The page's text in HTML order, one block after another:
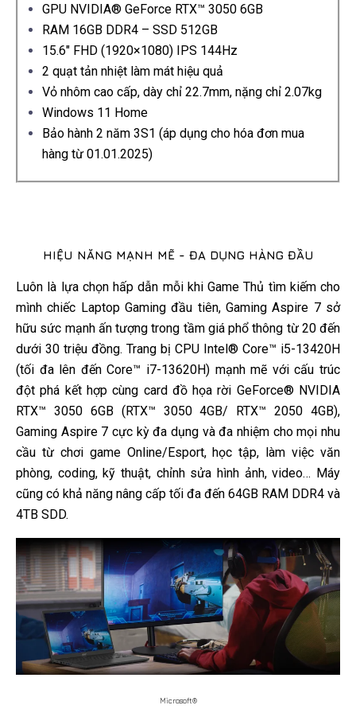
GPU NVIDIA® GeForce RTX™ 3050 6GB
RAM 16GB DDR4 – SSD 512GB
15.6″ FHD (1920×1080) IPS 144Hz
2 quạt tản nhiệt làm mát hiệu quả
Vỏ nhôm cao cấp, dày chỉ 22.7mm, nặng chỉ 2.07kg
Windows 11 Home
Bảo hành 2 năm 3S1 (áp dụng cho hóa đơn mua
hàng từ 01.01.2025)
HIỆU NĂNG MẠNH MẼ - ĐA DỤNG HÀNG ĐẦU
Luôn là lựa chọn hấp dẫn mỗi khi Game Thủ tìm kiếm cho
mình chiếc Laptop Gaming đầu tiên, Gaming Aspire 7 sở
hữu sức mạnh ấn tượng trong tầm giá phổ thông từ 20 đến
dưới 30 triệu đồng. Trang bị CPU Intel® Core™ i5-13420H
(tối đa lên đến Core™ i7-13620H) mạnh mẽ với cấu trúc
đột phá kết hợp cùng card đồ họa rời GeForce® NVIDIA
RTX™ 3050 6GB (RTX™ 3050 4GB/ RTX™ 2050 4GB),
Gaming Aspire 7 cực kỳ đa dụng và đa nhiệm cho mọi nhu
cầu từ chơi game Online/Esport, học tập, làm việc văn
phòng, coding, kỹ thuật, chỉnh sửa hình ảnh, video… Máy
cũng có khả năng nâng cấp tối đa đến 64GB RAM DDR4 và
4TB SDD.
Microsoft®